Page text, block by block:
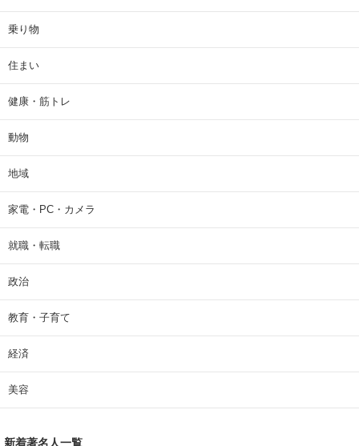
乗り物
住まい
健康・筋トレ
動物
地域
家電・PC・カメラ
就職・転職
政治
教育・子育て
経済
美容
新着著名人一覧